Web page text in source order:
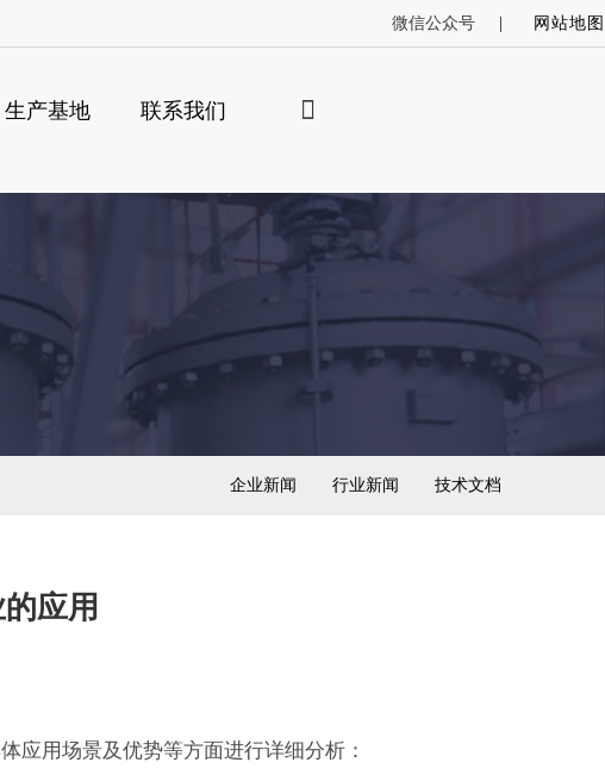
网站地图
微信公众号
生产基地 联系我们
技术文档
行业新闻
企业新闻
应用
应用场景及优势等方面进行详细分析：